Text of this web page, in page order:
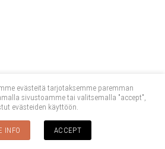
evästeitä tarjotaksemme paremman
sivustoamme tai valitsemalla "accept",
evästeiden käyttöön.
INFO ACCEPT